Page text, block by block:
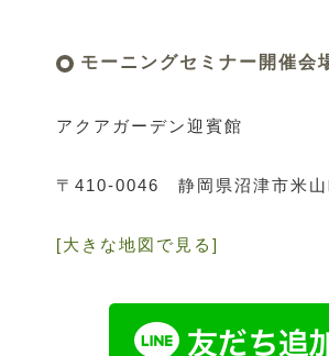
モーニングセミナー開催会
アクアガーデン迎賓館
〒410-0046 静岡県沼津市米
[大きな地図で見る]